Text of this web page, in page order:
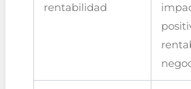
rentabilidad